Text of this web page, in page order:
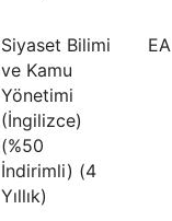
Siyaset Bilimi
ve Kamu
Yönetimi
(İngilizce)
(%50
İndirimli) (4
Yıllık)
EA